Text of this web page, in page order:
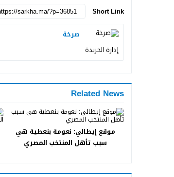
Short Link
صرخة
إدارة الحريدة
Related News
موقع إيطالي: نعومة بنعطية هي
سبب تأهل المنتخب المصري